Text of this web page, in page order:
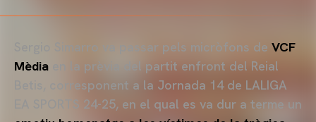
Sergio Simarro va passar pels micròfons de VCF
Mèdia en la prèvia del partit enfront del Reial
Betis, corresponent a la Jornada 14 de LALIGA
EA SPORTS 24-25, en el qual es va dur a terme un